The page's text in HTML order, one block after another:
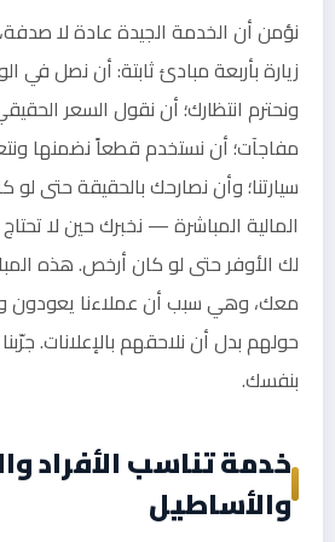
نؤمن أن الخدمة الجيدة عادة لا
زيارة بأربعة مبادئ ثابتة: أن نصل في
ونحترم انتظارك؛ أن نقول السعر
مفاجآت؛ أن نستخدم قطعاً نضمنها
سيارتنا؛ وأن نصارحك بالحقيقة حتى لو
المالية المباشرة — نخبرك حين لا
لك الأوفر حتى لو كان أرخص. هذه
معك، وهي سبب أن عملاءنا يعودون
حولهم بدل أن نلاحقهم بالإعلانات.
بنفسك.
خدمة تناسب الأفراد
والأساطيل